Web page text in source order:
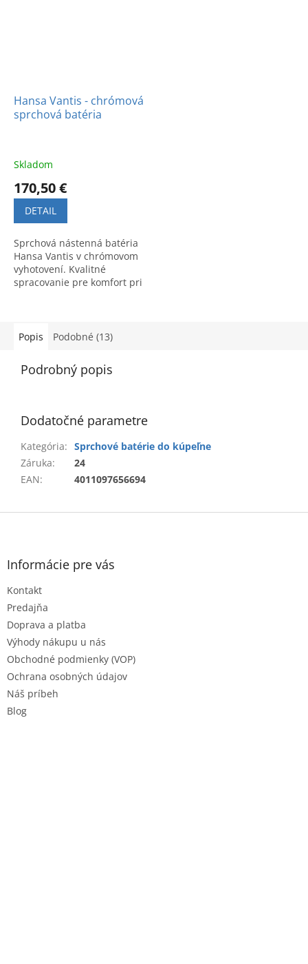
Hansa Vantis - chrómová
sprchová batéria
Skladom
170,50 €
DETAIL
Sprchová nástenná batéria
Hansa Vantis v chrómovom
vyhotovení. Kvalitné
spracovanie pre komfort pri
Popis Podobné (13)
Podrobný popis
Dodatočné parametre
Kategória: Sprchové batérie do kúpeľne
Záruka:
24
EAN: 4011097656694
Z
Informácie pre vás
Kontakt
Predajňa
Doprava a platba
Výhody nákupu u nás
Obchodné podmienky (VOP)
Ochrana osobných údajov
Náš príbeh
Blog